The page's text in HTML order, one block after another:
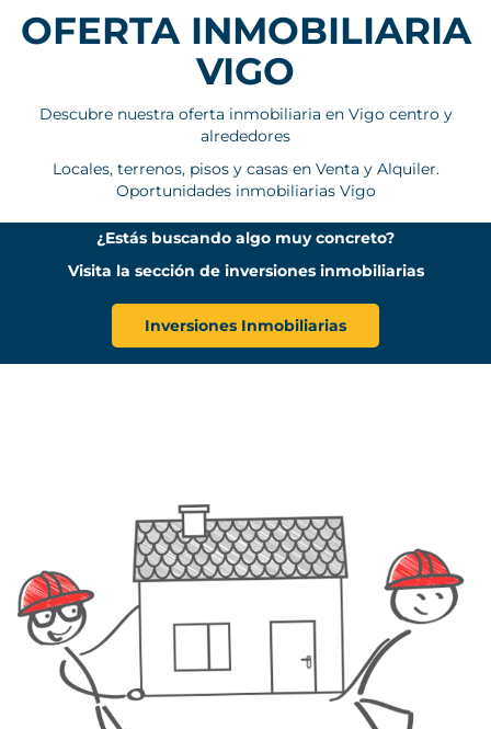
OFERTA INMOBILIARIA
VIGO
Descubre nuestra oferta inmobiliaria en Vigo centro y
alrededores
Locales, terrenos, pisos y casas en Venta y Alquiler.
Oportunidades inmobiliarias Vigo
¿Estás buscando algo muy concreto?
Visita la sección de inversiones inmobiliarias
Inversiones Inmobiliarias